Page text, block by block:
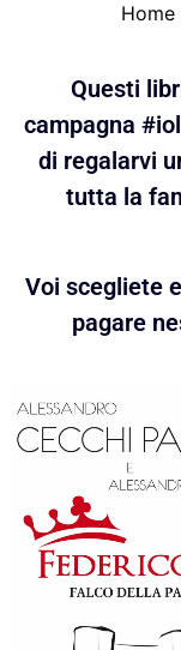
Home
Questi
campagna
di regalarvi
tutta la
Voi scegliete
pagare